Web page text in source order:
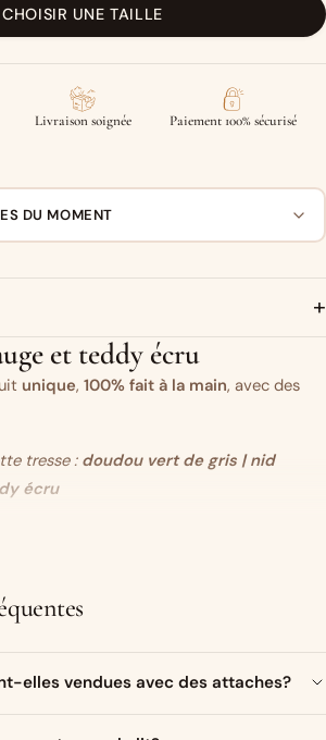
CHOISIR UNE TAILLE
Livraison soignée Paiement 100% sécurisé
DU MOMENT
+
et teddy écru
unique, 100% fait à la main, avec des
tresse : doudou vert de gris | nid
écru
vous souhaitez modifier un des tissus
lit tressé)
incontournabledans la décoration de la
elles vendues avec des attaches?